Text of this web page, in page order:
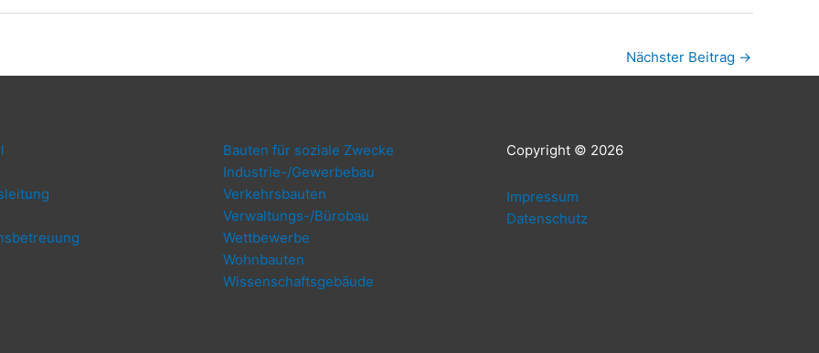
Nächster Beitrag →
Bau­ten für sozia­le Zwecke
Indus­trie-/Ge­wer­be­bau
Ver­kehrs­bau­ten
Ver­wal­tungs-/Bü­ro­bau
Wett­be­wer­be
Wohn­bau­ten
Wis­sen­schafts­ge­bäu­de
Copy­right © 2026
Impres­sum
Daten­schutz